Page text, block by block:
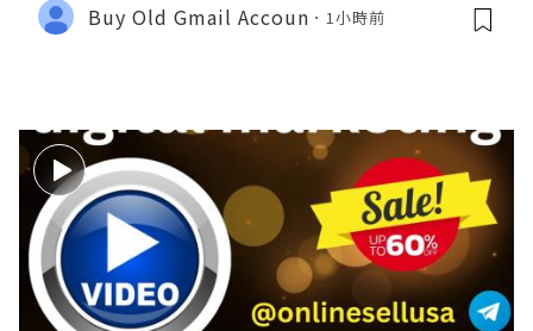
Buy Old Gmail Accoun 1小時前